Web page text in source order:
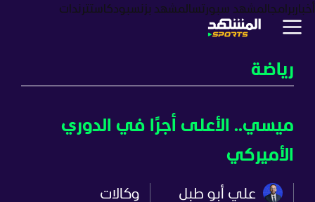
أخبار برامجالمشهد سبورتسالمشهد بزنسبودكاستترندات
رياضة
ميسي.. الأعلى أجرًا في الدوري
الأميركي
علي أبو طبل وكالات